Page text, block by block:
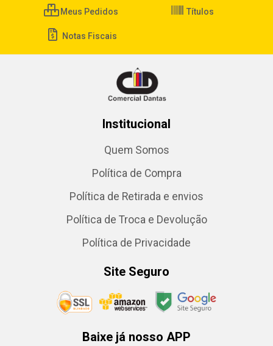
Meus Pedidos Títulos
Notas Fiscais
Institucional
Quem Somos
Política de Compra
Política de Retirada e envios
Política de Troca e Devolução
Política de Privacidade
Site Seguro
Baixe já nosso APP